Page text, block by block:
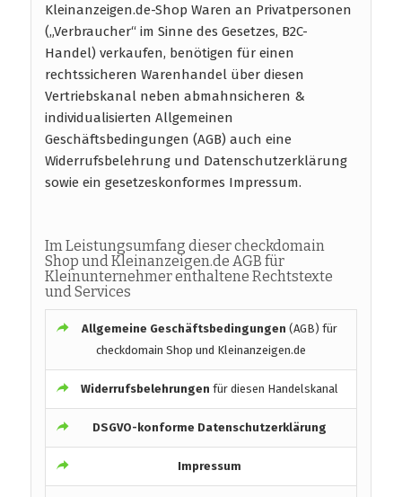
Kleinanzeigen.de-Shop Waren an Privatpersonen
(„Verbraucher“ im Sinne des Gesetzes, B2C-
Handel) verkaufen, benötigen für einen
rechtssicheren Warenhandel über diesen
Vertriebskanal neben abmahnsicheren &
individualisierten Allgemeinen
Geschäftsbedingungen (AGB) auch eine
Widerrufsbelehrung und Datenschutzerklärung
sowie ein gesetzeskonformes Impressum.
Im Leistungsumfang dieser checkdomain
Shop und Kleinanzeigen.de AGB für
Kleinunternehmer enthaltene Rechtstexte
und Services
Allgemeine Geschäftsbedingungen (AGB) für
checkdomain Shop und Kleinanzeigen.de
Widerrufsbelehrungenfür diesen Handelskanal
DSGVO-konforme Datenschutzerklärung
Impressum